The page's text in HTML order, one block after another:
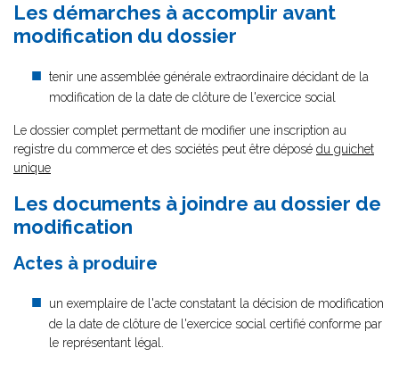
Les démarches à accomplir avant
modification du dossier
tenir une assemblée générale extraordinaire décidant de la
modification de la date de clôture de l'exercice social
Le dossier complet permettant de modifier une inscription au
registre du commerce et des sociétés peut être déposé du guichet
unique
Les documents à joindre au dossier de
modification
Actes à produire
un exemplaire de l'acte constatant la décision de modification
de la date de clôture de l'exercice social certifié conforme par
le représentant légal.